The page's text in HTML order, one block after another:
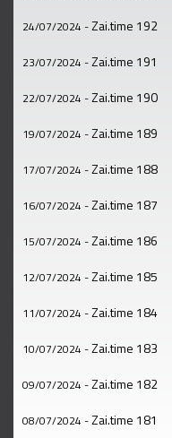
24/07/2024 -Zai.time 192
23/07/2024 -Zai.time 191
22/07/2024 -Zai.time 190
19/07/2024 -Zai.time 189
17/07/2024 -Zai.time 188
16/07/2024 -Zai.time 187
15/07/2024 -Zai.time 186
12/07/2024 -Zai.time 185
11/07/2024 -Zai.time 184
10/07/2024 -Zai.time 183
09/07/2024 -Zai.time 182
08/07/2024 -Zai.time 181